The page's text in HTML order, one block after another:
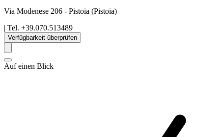
Via Modenese 206 - Pistoia (Pistoia)
| Tel. +39.070.513489
Verfügbarkeit überprüfen
Auf einen Blick